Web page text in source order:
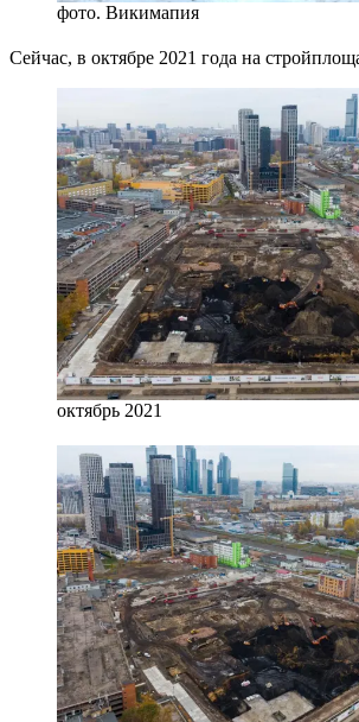
фото. Викимапия
Сейчас, в октябре 2021 года на
октябрь 2021